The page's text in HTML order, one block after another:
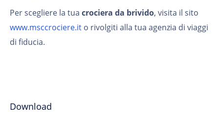
Per scegliere la tua crociera da brivido, visita il sito
www.msccrociere.it o rivolgiti alla tua agenzia di viaggi
di fiducia.
Download